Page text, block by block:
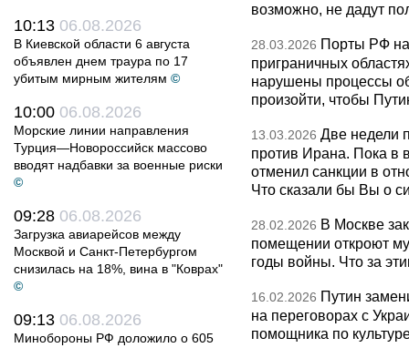
10:13 06.08.2026
В Киевской области 6 августа
объявлен днем траура по 17
убитым мирным жителям ©
10:00 06.08.2026
Морские линии направления
Турция—Новороссийск массово
вводят надбавки за военные риски
©
09:28 06.08.2026
Загрузка авиарейсов между
Москвой и Санкт-Петербургом
снизилась на 18%, вина в "Коврах"
©
09:13 06.08.2026
Минобороны РФ доложило о 605
возможно, не дадут
28.03.2026 Порты РФ
приграничных
нарушены процессы
произойти, чтобы
13.03.2026 Две недели
против Ирана. Пока в
отменил санкции в
Что сказали бы Вы о
28.02.2026 В Москве
помещении откроют
годы войны. Что за
16.02.2026 Путин
на переговорах с
помощника по